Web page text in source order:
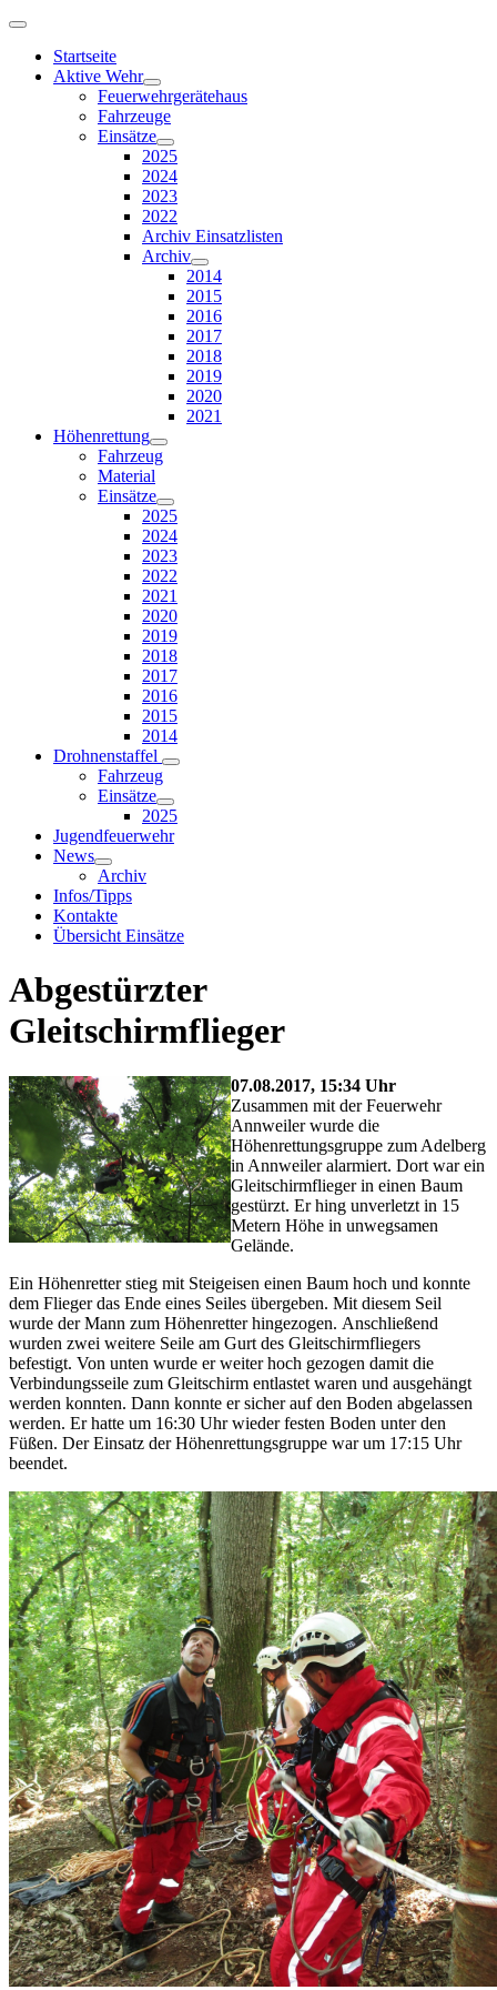
Startseite
Aktive Wehr
Feuerwehrgerätehaus
Fahrzeuge
Einsätze
2025
2024
2023
2022
Archiv Einsatzlisten
Archiv
2014
2015
2016
2017
2018
2019
2020
2021
Höhenrettung
Fahrzeug
Material
Einsätze
2025
2024
2023
2022
2021
2020
2019
2018
2017
2016
2015
2014
Drohnenstaffel
Fahrzeug
Einsätze
2025
Jugendfeuerwehr
News
Archiv
Infos/Tipps
Kontakte
Übersicht Einsätze
Abgestürzter
Gleitschirmflieger
07.08.2017, 15:34 Uhr
Zusammen mit der Feuerwehr
Annweiler wurde die
Höhenrettungsgruppe zum Adelberg
in Annweiler alarmiert. Dort war ein
Gleitschirmflieger in einen Baum
gestürzt. Er hing unverletzt in 15
Metern Höhe in unwegsamen
Gelände.
Ein Höhenretter stieg mit Steigeisen einen Baum hoch und konnte
dem Flieger das Ende eines Seiles übergeben. Mit diesem Seil
wurde der Mann zum Höhenretter hingezogen. Anschließend
wurden zwei weitere Seile am Gurt des Gleitschirmfliegers
befestigt. Von unten wurde er weiter hoch gezogen damit die
Verbindungsseile zum Gleitschirm entlastet waren und ausgehängt
werden konnten. Dann konnte er sicher auf den Boden abgelassen
werden. Er hatte um 16:30 Uhr wieder festen Boden unter den
Füßen. Der Einsatz der Höhenrettungsgruppe war um 17:15 Uhr
beendet.